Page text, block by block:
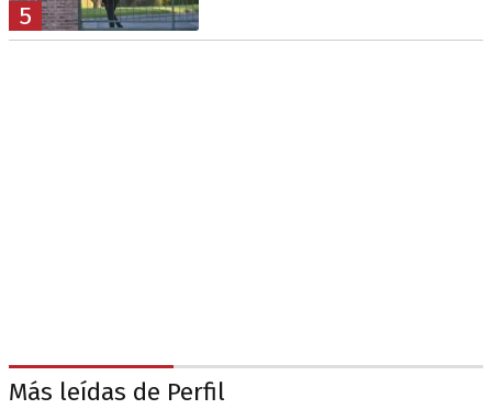
5
Más leídas de Perfil